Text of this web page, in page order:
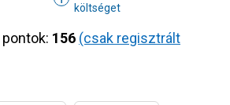
költséget
156 (csak regisztrált